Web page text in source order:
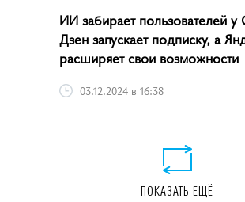
ИИ забирает пользователей у
Дзен запускает подписку, а
расширяет свои возможности
03.12.2024 в 16:38
ПОКАЗАТЬ ЕЩЁ